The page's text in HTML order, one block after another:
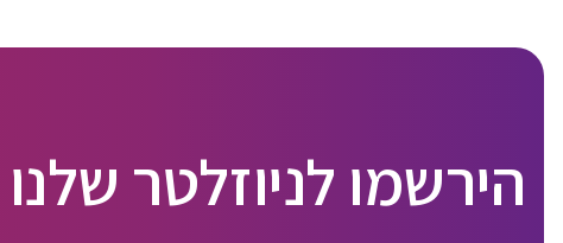
הירשמו לניוזלטר שלנו